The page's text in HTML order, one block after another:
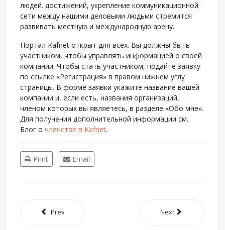
людей. достижений, укрепление коммуникационной
сети между нашими деловыми людьми стремится
развивать местную и международную арену.
Портал Kafnet открыт для всех. Вы должны быть
участником, чтобы управлять информацией о своей
компании. Чтобы стать участником, подайте заявку
по ссылке «Регистрация» в правом нижнем углу
страницы. В форме заявки укажите название вашей
компании и, если есть, названия организаций,
членом которых вы являетесь, в разделе «Обо мне».
Для получения дополнительной информации см.
Блог о членстве в Kafnet.
Print Email
Prev Next